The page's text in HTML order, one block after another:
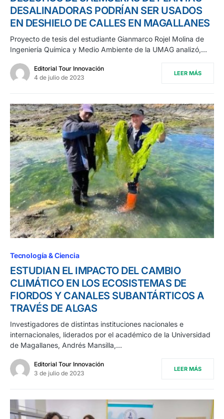
DESALINADORAS PODRÍAN SER USADOS
EN DESHIELO DE CALLES EN MAGALLANES
Proyecto de tesis del estudiante Gianmarco Rojel Molina de
Ingeniería Química y Medio Ambiente de la UMAG analizó,…
Editorial Tour Innovación
4 de julio de 2023
LEER MÁS
Tecnología & Ciencia
ESTUDIAN EL IMPACTO DEL CAMBIO
CLIMÁTICO EN LOS ECOSISTEMAS DE
FIORDOS Y CANALES SUBANTÁRTICOS A
TRAVÉS DE ALGAS
Investigadores de distintas instituciones nacionales e
internacionales, liderados por el académico de la Universidad
de Magallanes, Andrés Mansilla,…
Editorial Tour Innovación
3 de julio de 2023
LEER MÁS